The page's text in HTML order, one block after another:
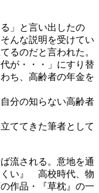
」と言い出したの
んな説明を受けてい
るのだと言われた。
が・・・」にすり替
ち、高齢者の年金を
分の知らない高齢者
ててきた筆者として
流される。意地を通
くい』 高校時代、物
作品・『草枕』の一